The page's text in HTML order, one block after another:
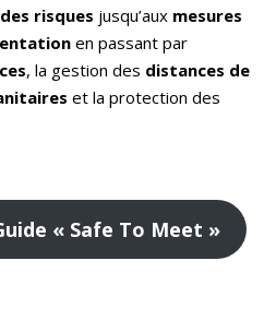
risques jusqu’aux mesures
en passant par
, la gestion des distances de
et la protection des
« Safe To Meet »